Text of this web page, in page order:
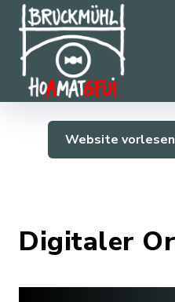
Website vorlesen
Digitaler